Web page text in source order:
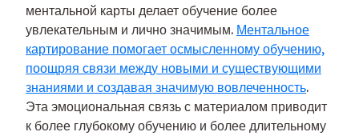
ментальной карты делает обучение более
увлекательным и лично значимым. Ментальное
картирование помогает осмысленному обучению,
поощряя связи между новыми и существующими
знаниями и создавая значимую вовлеченность.
Эта эмоциональная связь с материалом приводит
к более глубокому обучению и более длительному